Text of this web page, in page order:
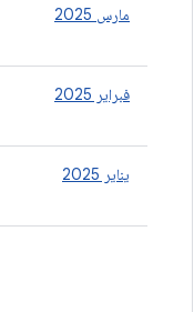
مارس 2025
فبراير 2025
يناير 2025